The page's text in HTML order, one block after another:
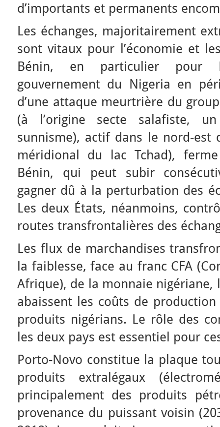
d’importants et permanents
Les échanges, majoritairement
sont vitaux pour l’économie et
Bénin, en particulier pour
gouvernement du Nigeria en
d’une attaque meurtrière du
(à l’origine secte salafiste,
sunnisme), actif dans le nord-est
méridional du lac Tchad),
Bénin, qui peut subir
gagner dû à la perturbation des
Les deux États, néanmoins,
routes transfrontalières des
Les flux de marchandises
la faiblesse, face au franc CFA
Afrique), de la monnaie nigériane,
abaissent les coûts de
produits nigérians. Le rôle des
les deux pays est essentiel pour
Porto-Novo constitue la plaque
produits extralégaux
principalement des produits
provenance du puissant voisin